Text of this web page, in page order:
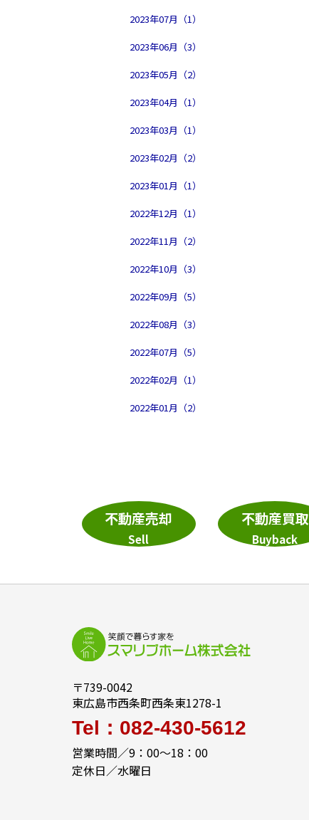
2023年07月（1）
2023年06月（3）
2023年05月（2）
2023年04月（1）
2023年03月（1）
2023年02月（2）
2023年01月（1）
2022年12月（1）
2022年11月（2）
2022年10月（3）
2022年09月（5）
2022年08月（3）
2022年07月（5）
2022年02月（1）
2022年01月（2）
不動産売却
Sell
不動産買取
Buyback
〒739-0042
東広島市西条町西条東1278-1
Tel：082-430-5612
営業時間／9：00～18：00
定休日／水曜日